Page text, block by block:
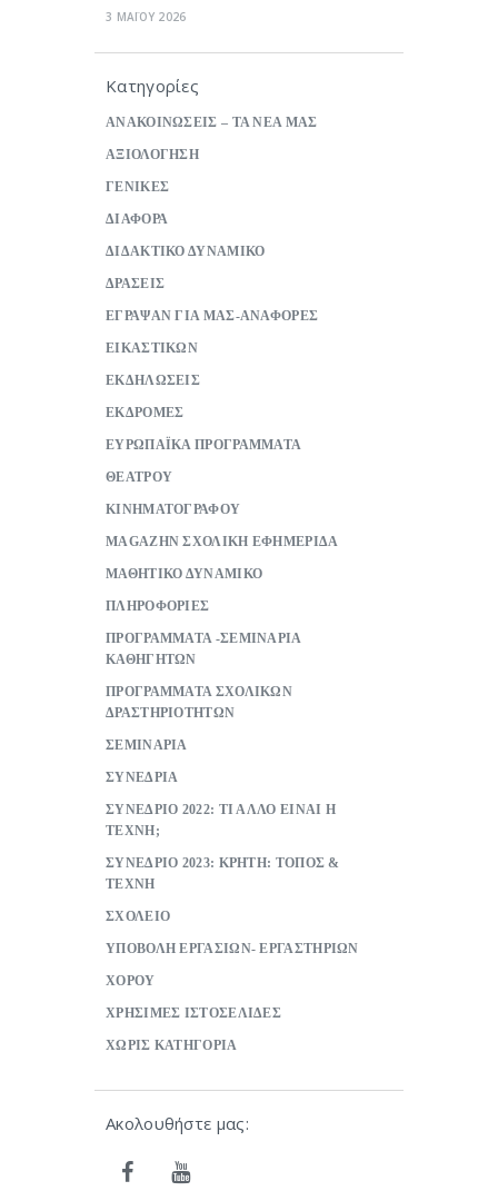
3 ΜΑΪΟΥ 2026
Κατηγορίες
ΑΝΑΚΟΙΝΩΣΕΙΣ – ΤΑ ΝΕΑ ΜΑΣ
ΑΞΙΟΛΟΓΗΣΗ
ΓΕΝΙΚΕΣ
ΔΙΑΦΟΡΑ
ΔΙΔΑΚΤΙΚΟ ΔΥΝΑΜΙΚΟ
ΔΡΑΣΕΙΣ
ΕΓΡΑΨΑΝ ΓΙΑ ΜΑΣ-ΑΝΑΦΟΡΕΣ
ΕΙΚΑΣΤΙΚΩΝ
ΕΚΔΗΛΩΣΕΙΣ
ΕΚΔΡΟΜΕΣ
ΕΥΡΩΠΑΪΚΑ ΠΡΟΓΡΑΜΜΑΤΑ
ΘΕΑΤΡΟΥ
ΚΙΝΗΜΑΤΟΓΡΑΦΟΥ
ΜAGAZHN ΣΧΟΛΙΚΗ ΕΦΗΜΕΡΙΔΑ
ΜΑΘΗΤΙΚΟ ΔΥΝΑΜΙΚΟ
ΠΛΗΡΟΦΟΡΙΕΣ
ΠΡΟΓΡΑΜΜΑΤΑ -ΣΕΜΙΝΑΡΙΑ
ΚΑΘΗΓΗΤΩΝ
ΠΡΟΓΡΑΜΜΑΤΑ ΣΧΟΛΙΚΩΝ
ΔΡΑΣΤΗΡΙΟΤΗΤΩΝ
ΣΕΜΙΝΑΡΙΑ
ΣΥΝΕΔΡΙΑ
ΣΥΝΕΔΡΙΟ 2022: ΤΙ ΑΛΛΟ ΕΙΝΑΙ Η
ΤΕΧΝΗ;
ΣΥΝΕΔΡΙΟ 2023: ΚΡΗΤΗ: ΤΟΠΟΣ &
ΤΕΧΝΗ
ΣΧΟΛΕΙΟ
ΥΠΟΒΟΛΗ ΕΡΓΑΣΙΩΝ- ΕΡΓΑΣΤΗΡΙΩΝ
ΧΟΡΟΥ
ΧΡΗΣΙΜΕΣ ΙΣΤΟΣΕΛΙΔΕΣ
ΧΩΡΙΣ ΚΑΤΗΓΟΡΙΑ
Ακολουθήστε μας: